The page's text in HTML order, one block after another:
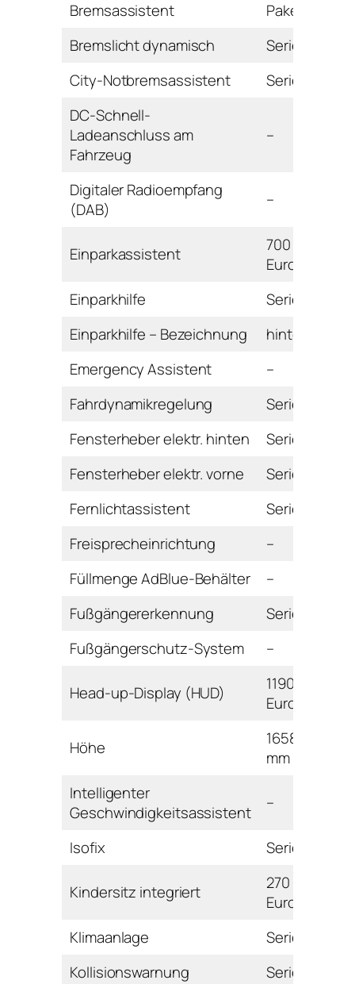
Bremsassistent
Paket
Bremslicht dynamisch
Serie
City-Notbremsassistent
Serie
DC-Schnell-
Ladeanschluss am
Fahrzeug
–
Digitaler Radioempfang
(DAB)
–
Einparkassistent
700
Euro
Einparkhilfe
Serie
Einparkhilfe – Bezeichnung
hinten
Emergency Assistent
–
Fahrdynamikregelung
Serie
Fensterheber elektr. hinten
Serie
Fensterheber elektr. vorne
Serie
Fernlichtassistent
Serie
Freisprecheinrichtung
–
Füllmenge AdBlue-Behälter
–
Fußgängererkennung
Serie
Fußgängerschutz-System
–
Head-up-Display (HUD)
1190
Euro
Höhe
1658
mm
Intelligenter
Geschwindigkeitsassistent
–
Isofix Serie
Kindersitz integriert
270
Euro
Klimaanlage
Serie
Kollisionswarnung
Serie